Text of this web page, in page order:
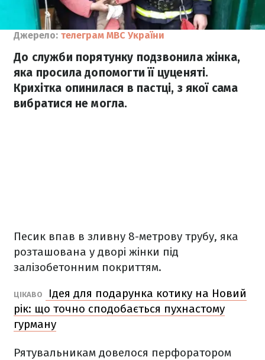
Джерело: телеграм МВС України
До служби порятунку подзвонила жінка,
яка просила допомогти її цуценяті.
Крихітка опинилася в пастці, з якої сама
вибратися не могла.
Песик впав в зливну 8-метрову трубу, яка
розташована у дворі жінки під
залізобетонним покриттям.
ЦІКАВО
Ідея для подарунка котику на Новий
рік: що точно сподобається пухнастому
гурману
Рятувальникам довелося перфоратором